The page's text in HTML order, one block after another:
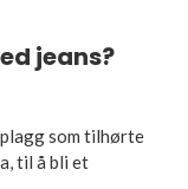
jeans?
plagg som tilhørte
til å bli et